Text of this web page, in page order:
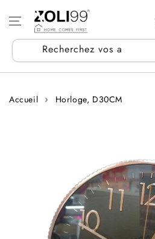
contenu
Recherchez vos articles...
Accueil Horloge, D30CM